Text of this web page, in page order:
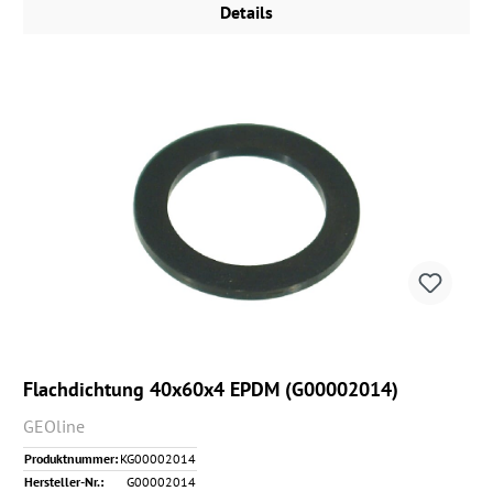
Details
Flachdichtung 40x60x4 EPDM (G00002014)
GEOline
Produktnummer: KG00002014
Hersteller-Nr.:
G00002014